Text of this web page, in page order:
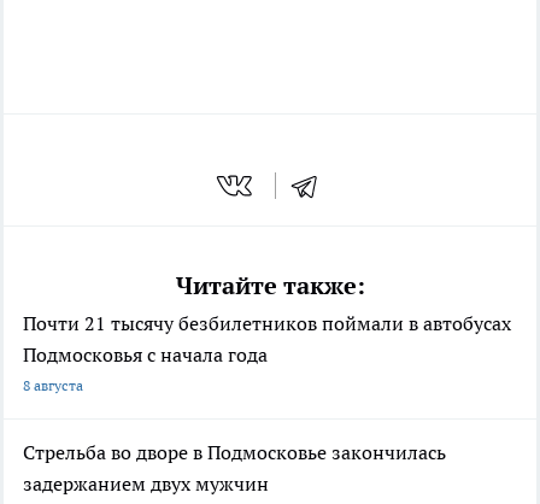
Читайте также:
Почти 21 тысячу безбилетников поймали в автобусах
Подмосковья с начала года
8 августа
Стрельба во дворе в Подмосковье закончилась
задержанием двух мужчин